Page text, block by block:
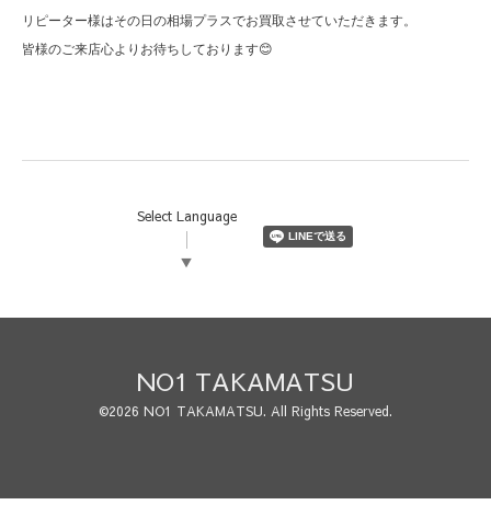
リピーター様はその日の相場プラスでお買取させていただきます。
皆様のご来店心よりお待ちしております😊
Select Language
▼
NO1 TAKAMATSU
©2026 NO1 TAKAMATSU. All Rights Reserved.